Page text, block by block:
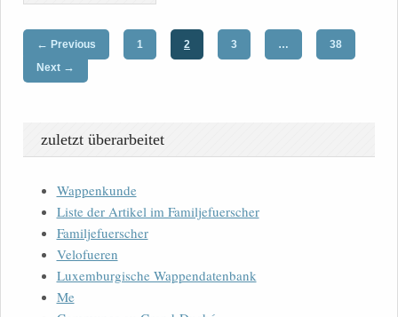
← Previous 1 2 3 …
38
Next →
zuletzt überarbeitet
Wappenkunde
Liste der Artikel im Familjefuerscher
Familjefuerscher
Velofueren
Luxemburgische Wappendatenbank
Me